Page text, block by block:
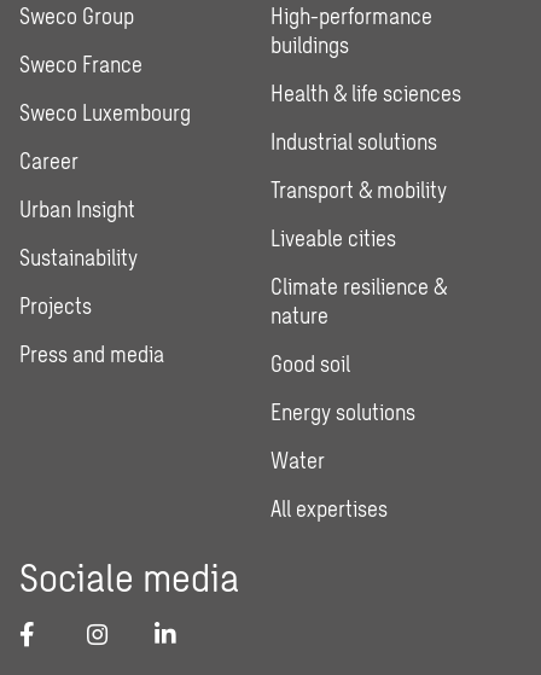
Sweco Group
Sweco France
Sweco Luxembourg
Career
Urban Insight
Sustainability
Projects
Press and media
High-performance
buildings
Health & life sciences
Industrial solutions
Transport & mobility
Liveable cities
Climate resilience &
nature
Good soil
Energy solutions
Water
All expertises
Sociale media